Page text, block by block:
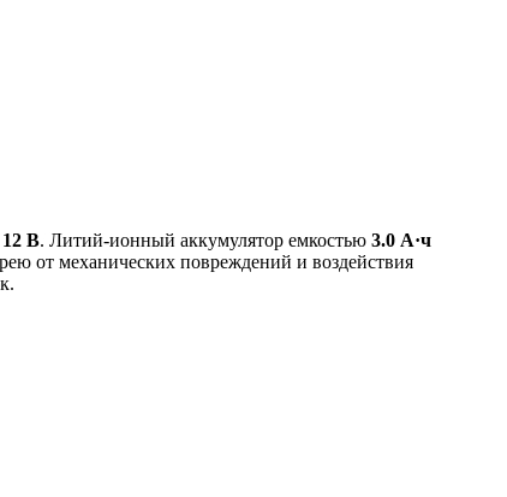
В. Литий-ионный аккумулятор емкостью 3.0 А·ч
от механических повреждений и воздействия